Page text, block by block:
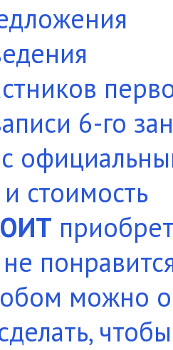
6-го
стоимость
можно